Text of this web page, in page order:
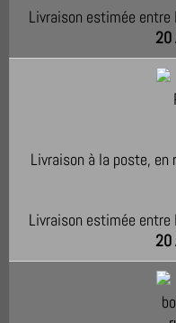
Livraison estimée entre
20
Livraison à la poste,
Livraison estimée entre
20